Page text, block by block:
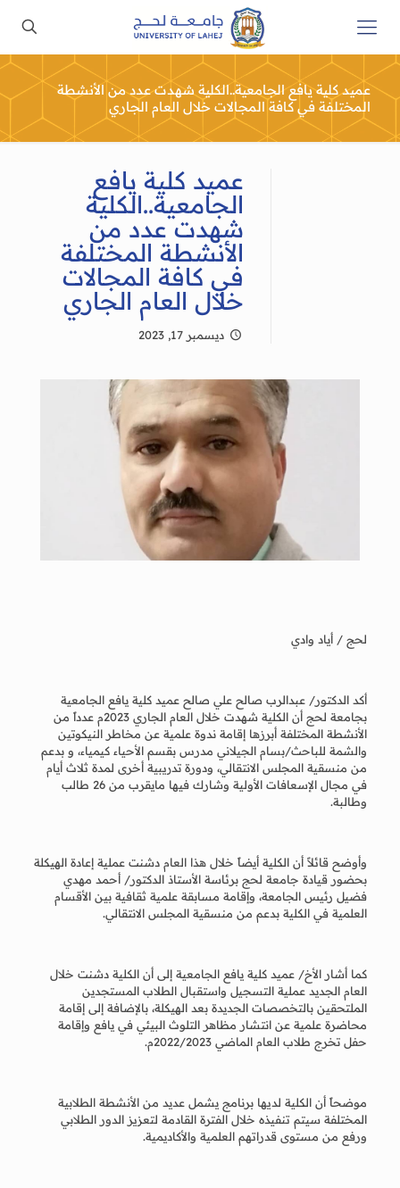
عميد كلية يافع الجامعية..الكلية شهدت عدد من الأنشطة
المختلفة في كافة المجالات خلال العام الجاري
عميد كلية يافع
الجامعية..الكلية
شهدت عدد من
الأنشطة المختلفة
في كافة المجالات
خلال العام الجاري
ديسمبر 17, 2023
لحج / أياد وادي
أكد الدكتور/ عبدالرب صالح علي صالح عميد كلية يافع الجامعية
بجامعة لحج أن الكلية شهدت خلال العام الجاري 2023م عدداً من
الأنشطة المختلفة أبرزها إقامة ندوة علمية عن مخاطر النيكوتين
والشمة للباحث/بسام الجيلاني مدرس بقسم الأحياء كيمياء، و بدعم
من منسقية المجلس الانتقالي، ودورة تدريبية أخرى لمدة ثلاث أيام
في مجال الإسعافات الأولية وشارك فيها مايقرب من 26 طالب
وطالبة.
وأوضح قائلاً أن الكلية أيضاً خلال هذا العام دشنت عملية إعادة الهيكلة
بحضور قيادة جامعة لحج برئاسة الأستاذ الدكتور/ أحمد مهدي
فضيل رئيس الجامعة، وإقامة مسابقة علمية ثقافية بين الأقسام
العلمية في الكلية بدعم من منسقية المجلس الانتقالي.
كما أشار الأخ/ عميد كلية يافع الجامعية إلى أن الكلية دشنت خلال
العام الجديد عملية التسجيل واستقبال الطلاب المستجدين
الملتحقين بالتخصصات الجديدة بعد الهيكلة، بالإضافة إلى إقامة
محاضرة علمية عن انتشار مظاهر التلوث البيئي في يافع وإقامة
حفل تخرج طلاب العام الماضي 2022/2023م.
موضحاً أن الكلية لديها برنامج يشمل عديد من الأنشطة الطلابية
المختلفة سيتم تنفيذه خلال الفترة القادمة لتعزيز الدور الطلابي
ورفع من مستوى قدراتهم العلمية والأكاديمية.